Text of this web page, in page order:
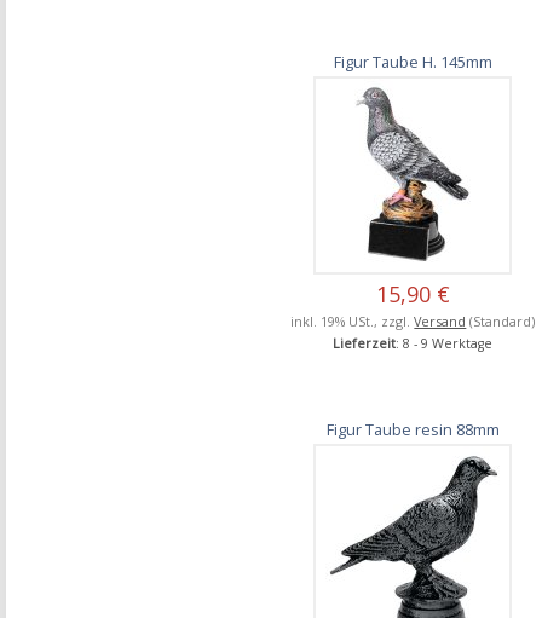
Figur Taube H. 145mm
15,90 €
inkl. 19% USt., zzgl.Versand (Standard)
Lieferzeit: 8 - 9 Werktage
Figur Taube resin 88mm